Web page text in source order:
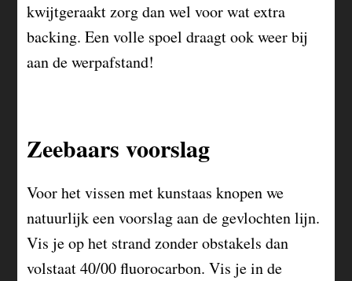
kwijtgeraakt zorg dan wel voor wat extra
backing. Een volle spoel draagt ook weer bij
aan de werpafstand!
Zeebaars voorslag
Voor het vissen met kunstaas knopen we
natuurlijk een voorslag aan de gevlochten lijn.
Vis je op het strand zonder obstakels dan
volstaat 40/00 fluorocarbon. Vis je in de